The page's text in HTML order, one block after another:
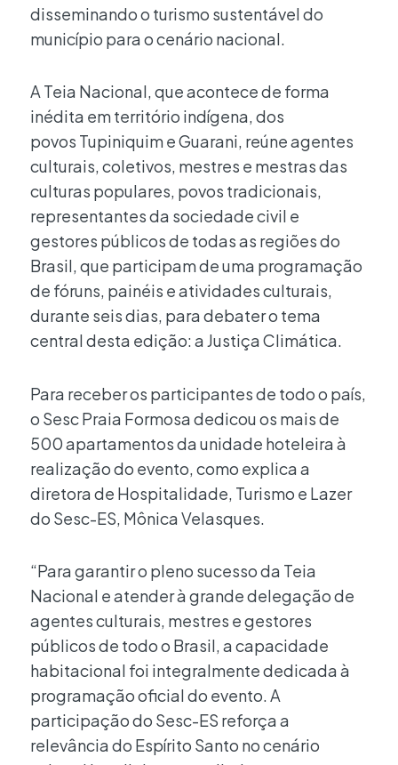
disseminando o turismo sustentável do
município para o cenário nacional.
A Teia Nacional, que acontece de forma
inédita em território indígena, dos
povos Tupiniquim e Guarani, reúne agentes
culturais, coletivos, mestres e mestras das
culturas populares, povos tradicionais,
representantes da sociedade civil e
gestores públicos de todas as regiões do
Brasil, que participam de uma programação
de fóruns, painéis e atividades culturais,
durante seis dias, para debater o tema
central desta edição: a Justiça Climática.
Para receber os participantes de todo o país,
o Sesc Praia Formosa dedicou os mais de
500 apartamentos da unidade hoteleira à
realização do evento, como explica a
diretora de Hospitalidade, Turismo e Lazer
do Sesc-ES, Mônica Velasques.
“Para garantir o pleno sucesso da Teia
Nacional e atender à grande delegação de
agentes culturais, mestres e gestores
públicos de todo o Brasil, a capacidade
habitacional foi integralmente dedicada à
programação oficial do evento. A
participação do Sesc-ES reforça a
relevância do Espírito Santo no cenário